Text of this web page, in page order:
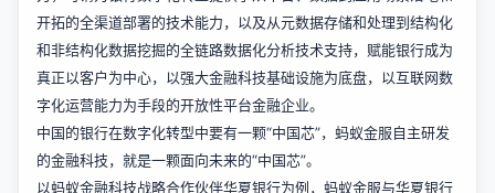
开拓的全渠道部署的技术能力，以及从元数据存储和处理到结构化
和非结构化数据挖掘的全链路数据化分析技术支持，赋能银行成为
真正以客户为中心，以强大金融科技基础设施为底盘，以互联网数
字化运营能力为手段的开放性平台金融企业。
中国的银行在数字化转型中要有一颗“中国芯”，蚂蚁金服自主研发
的金融科技，就是一颗面向未来的“中国芯”。
以蚂蚁金融科技战略合作伙伴华夏银行为例，蚂蚁金服与华夏银行